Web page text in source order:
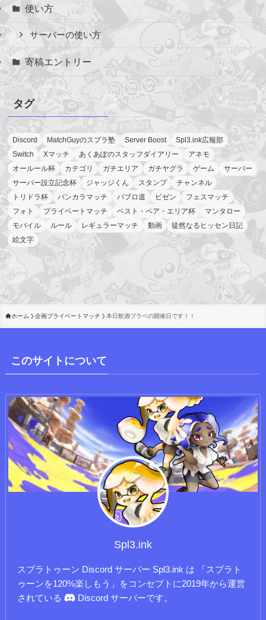
使い方
サーバーの使い方
寄稿エントリー
タグ
Discord MatchGuyのスプラ塾 Server Boost
Spl3.ink広報部
Switch
Xマッチ あくあぽのスタッフダイアリー
アネモ
オールール杯
カテゴリ ガチエリア ガチヤグラ ゲーム
サーバー
サーバー設立記念杯
ジャッジくん スタンプ
チャンネル
トリドラ杯
バンカラマッチ パブロ道 ビゼン
フェスマッチ
フォト
プライベートマッチ ベスト・ペア・エリア杯
マンタロー
モバイル
ルール レギュラーマッチ 動画
徒然なるヒッセン日記
絵文字
ホーム 企画プライベートマッチ 本日飲酒プラベの開催日です！！
このサイトについて
Spl3.ink
スプラトゥーン Discord サーバー Spl3.ink は 「スプラト
ゥーンを120%楽しもう」をコンセプトに2019年から運営
されている
Discord サーバーです。